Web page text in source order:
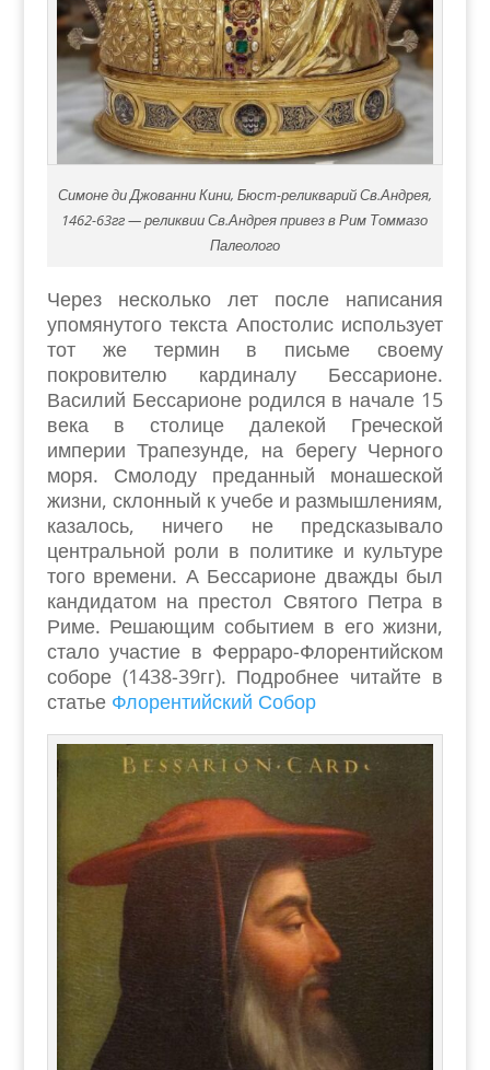
Симоне ди Джованни Кини, Бюст-реликварий Св.Андрея,
1462-63гг — реликвии Св.Андрея привез в Рим Томмазо
Палеолого
Через несколько лет после написания
упомянутого текста Апостолис использует
тот же термин в письме своему
покровителю кардиналу Бессарионе.
Василий Бессарионе родился в начале 15
века в столице далекой Греческой
империи Трапезунде, на берегу Черного
моря. Смолоду преданный монашеской
жизни, склонный к учебе и размышлениям,
казалось, ничего не предсказывало
центральной роли в политике и культуре
того времени. А Бессарионе дважды был
кандидатом на престол Святого Петра в
Риме. Решающим событием в его жизни,
стало участие в Ферраро-Флорентийском
соборе (1438-39гг). Подробнее читайте в
статье Флорентийский Собор